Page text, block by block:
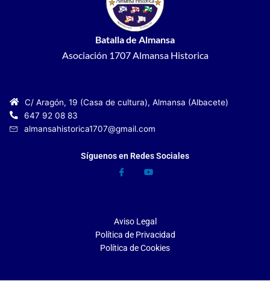
Batalla de Almansa
Asociación 1707 Almansa Historica
C/ Aragón, 19 (Casa de cultura), Almansa (Albacete)
647 92 08 83
almansahistorica1707@gmail.com
Síguenos en Redes Sociales
Aviso Legal
Política de Privacidad
Política de Cookies